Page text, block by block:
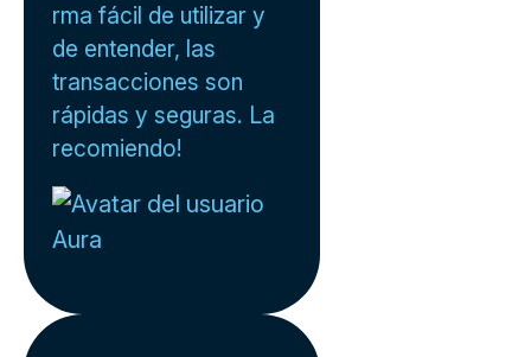
rma fácil de utilizar y
de entender, las
transacciones son
rápidas y seguras. La
recomiendo!
Aura